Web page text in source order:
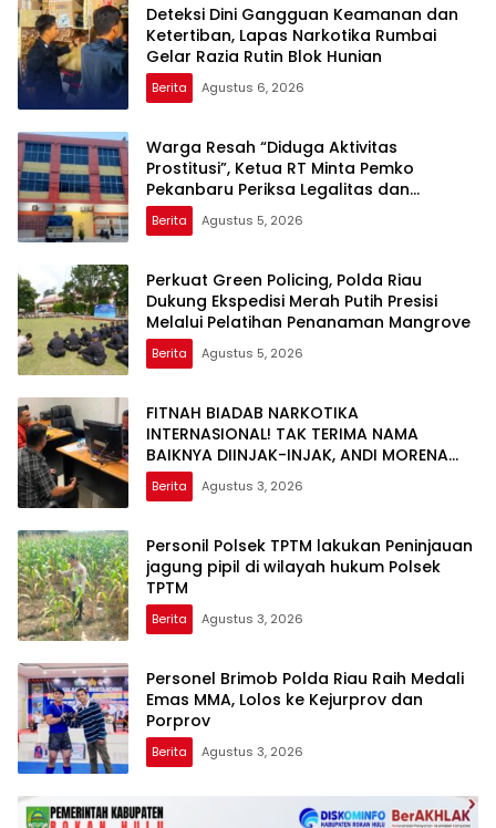
Deteksi Dini Gangguan Keamanan dan
Ketertiban, Lapas Narkotika Rumbai
Gelar Razia Rutin Blok Hunian
Berita Agustus 6, 2026
Warga Resah “Diduga Aktivitas
Prostitusi”, Ketua RT Minta Pemko
Pekanbaru Periksa Legalitas dan
Aktivitas Z Homestay di Jalan Tanjung
Datuk
Berita Agustus 5, 2026
Perkuat Green Policing, Polda Riau
Dukung Ekspedisi Merah Putih Presisi
Melalui Pelatihan Penanaman Mangrove
Berita Agustus 5, 2026
FITNAH BIADAB NARKOTIKA
INTERNASIONAL! TAK TERIMA NAMA
BAIKNYA DIINJAK-INJAK, ANDI MORENA
DECLARE WAR: SIAP Bantai DAN SERET
AKUN PEMBUNUH KARAKTER KE PENJARA
Berita Agustus 3, 2026
Personil Polsek TPTM lakukan Peninjauan
jagung pipil di wilayah hukum Polsek
TPTM
Berita Agustus 3, 2026
Personel Brimob Polda Riau Raih Medali
Emas MMA, Lolos ke Kejurprov dan
Porprov
Berita Agustus 3, 2026